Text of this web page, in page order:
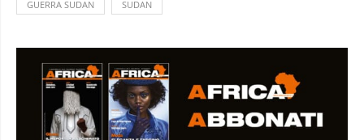
GUERRA SUDAN SUDAN